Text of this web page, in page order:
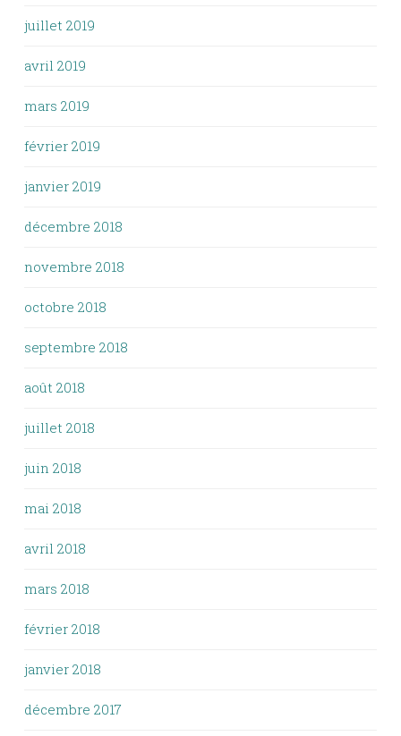
juillet 2019
avril 2019
mars 2019
février 2019
janvier 2019
décembre 2018
novembre 2018
octobre 2018
septembre 2018
août 2018
juillet 2018
juin 2018
mai 2018
avril 2018
mars 2018
février 2018
janvier 2018
décembre 2017